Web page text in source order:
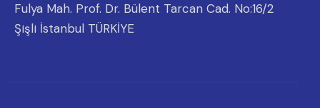
Fulya Mah. Prof. Dr. Bülent Tarcan Cad. No:16/2
Şişli İstanbul TÜRKİYE